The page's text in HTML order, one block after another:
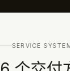
SERVICE